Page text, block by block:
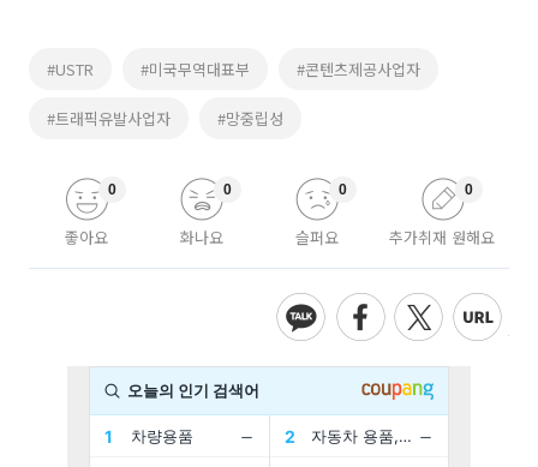
#USTR #미국무역대표부 #콘텐츠제공사업자
#트래픽유발사업자 #망중립성
좋아요
0
화나요
0
슬퍼요
0
추가취재 원해요
0